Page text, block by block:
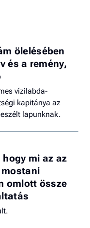
ölelésében
és a remény,
vízilabda-
kapitánya az
lapunknak.
mi az az
omlott össze